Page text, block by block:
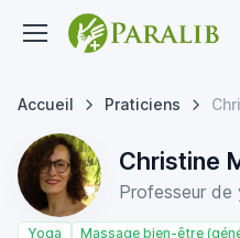
Accueil Praticiens
Christine
Professeur de
Yoga Massage bien-être